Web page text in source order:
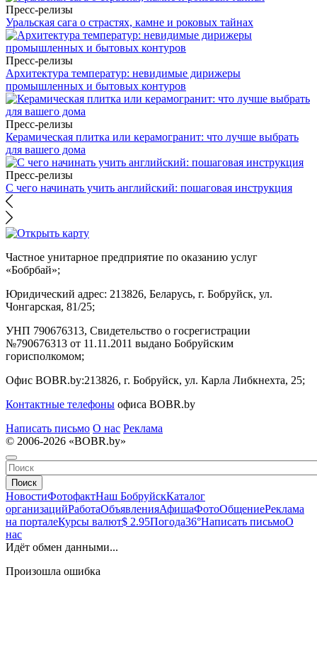
Пресс-релизы
Уральская сага о страстях, камне и роковых тайнах
Пресс-релизы
Архитектура температур: невидимые дирижеры
промышленных и бытовых контуров
Пресс-релизы
Керамическая плитка или керамогранит: что лучше выбрать
для вашего дома
Пресс-релизы
С чего начинать учить английский: пошаговая инструкция
Частное унитарное предприятие по оказанию услуг
«Бобрбай»;
Юридический адрес: 213826, Беларусь, г. Бобруйск, ул.
Чонгарская, 81/25;
УНП 790676313, Свидетельство о госрегистрации
№790676313 от 11.11.2011 выдано Бобруйским
горисполкомом;
Офис BOBR.by:213826, г. Бобруйск, ул. Карла Либкнехта, 25;
Контактные телефоны офиса BOBR.by
Написать письмо О нас Реклама
© 2006-2026 «BOBR.by»
Поиск
НовостиФотофактНаш БобруйскКаталог
организацийРаботаОбъявленияАфишаФотоОбщениеРеклама
на порталеКурсы валют$ 2.95Погода36°Написать письмоО
нас
Идёт обмен данными...
Произошла ошибка